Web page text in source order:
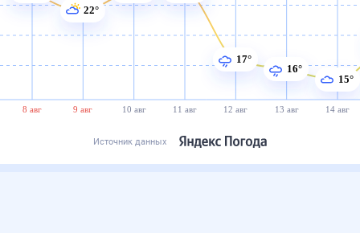
8 авг 9 авг 10 авг 11 авг 12 авг 13 авг 14 авг
22°
17°
16°
15°
Источник данных